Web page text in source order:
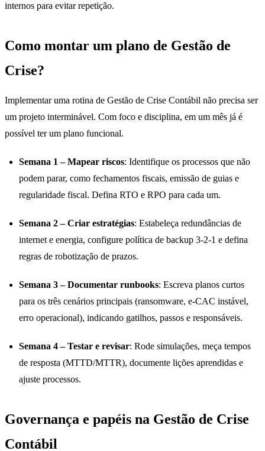
internos para evitar repetição.
Como montar um plano de Gestão de
Crise?
Implementar uma rotina de Gestão de Crise Contábil não precisa ser
um projeto interminável. Com foco e disciplina, em um mês já é
possível ter um plano funcional.
Semana 1 – Mapear riscos: Identifique os processos que não
podem parar, como fechamentos fiscais, emissão de guias e
regularidade fiscal. Defina RTO e RPO para cada um.
Semana 2 – Criar estratégias: Estabeleça redundâncias de
internet e energia, configure política de backup 3-2-1 e defina
regras de robotização de prazos.
Semana 3 – Documentar runbooks: Escreva planos curtos
para os três cenários principais (ransomware, e-CAC instável,
erro operacional), indicando gatilhos, passos e responsáveis.
Semana 4 – Testar e revisar: Rode simulações, meça tempos
de resposta (MTTD/MTTR), documente lições aprendidas e
ajuste processos.
Governança e papéis na Gestão de Crise
Contábil